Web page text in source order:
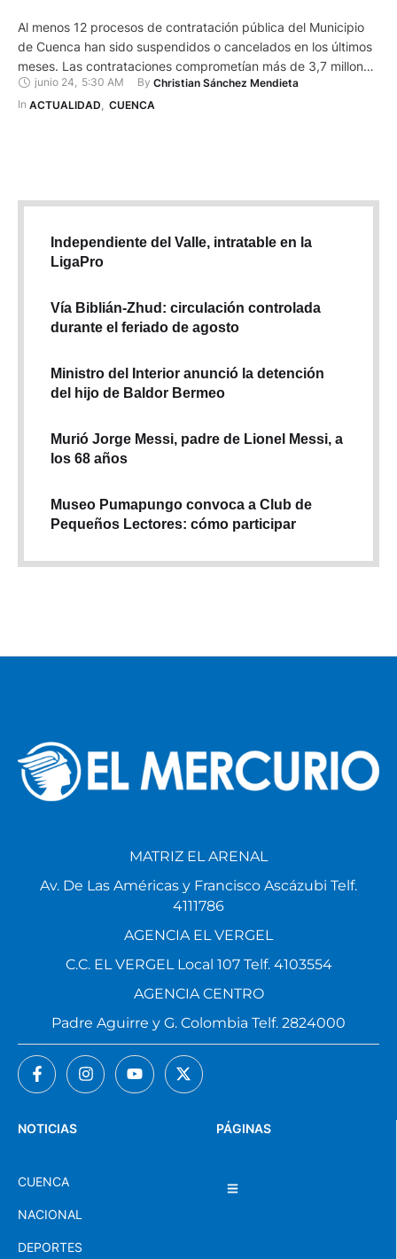
Al menos 12 procesos de contratación pública del Municipio
de Cuenca han sido suspendidos o cancelados en los últimos
meses. Las contrataciones comprometían más de 3,7 millones
de dólares. Entre las causas constan observaciones técnicas,
denuncias públicas, falta de respuesta a preguntas de los
junio 24, 5:30 AM By Christian Sánchez Mendieta
In ACTUALIDAD CUENCA
Independiente del Valle, intratable en la
LigaPro
Vía Biblián-Zhud: circulación controlada
durante el feriado de agosto
Ministro del Interior anunció la detención
del hijo de Baldor Bermeo
Murió Jorge Messi, padre de Lionel Messi, a
los 68 años
Museo Pumapungo convoca a Club de
Pequeños Lectores: cómo participar
PÁGINAS
NOTICIAS
CUENCA
NACIONAL
DEPORTES
MATRIZ EL ARENAL
Av. De Las Américas y Francisco Ascázubi Telf.
4111786
AGENCIA EL VERGEL
C.C. EL VERGEL Local 107 Telf. 4103554
AGENCIA CENTRO
Padre Aguirre y G. Colombia Telf. 2824000